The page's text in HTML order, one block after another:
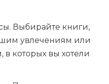
Выбирайте книги,
увлечениям или
в которых вы хотели